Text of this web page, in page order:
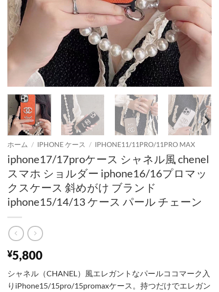
ホーム / IPHONE ケース / IPHONE11/11PRO/11PRO MAX
iphone17/17proケース シャネル風 chenel
スマホ ショルダー iphone16/16プロマッ
クスケース 斜めがけ ブランド
iphone15/14/13 ケース パール チェーン
¥5,800
シャネル（CHANEL）風エレガントなパールココマーク入
りiPhone15/15pro/15promaxケース。持つだけでエレガン